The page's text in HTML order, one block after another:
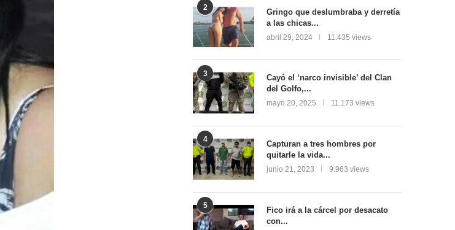
2
Gringo que deslumbraba y derretía
a las chicas...
abril 29, 2024 11.435 views
3
Cayó el ‘narco invisible’ del Clan
del Golfo,...
mayo 20, 2025 11.173 views
4
Capturan a tres hombres por
quitarle la vida...
junio 21, 2023 9.963 views
5
Fico irá a la cárcel por desacato
con...